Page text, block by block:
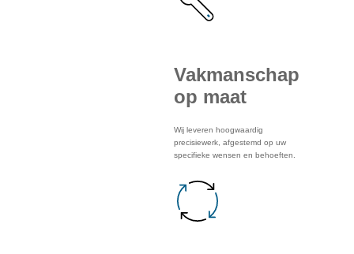
Vakmanschap
op maat
Wij leveren hoogwaardig
precisiewerk, afgestemd op uw
specifieke wensen en behoeften.